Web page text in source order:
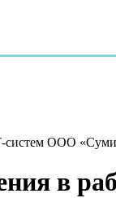
систем ООО
в